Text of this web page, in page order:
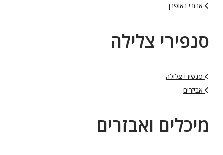
אבזרי נאופרן
סנפירי צלילה
סנפירי צלילה
אביזרים
מיכלים ואבזרים